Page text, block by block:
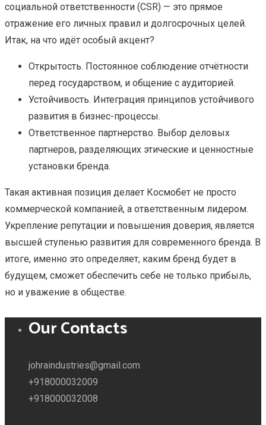
социальной ответственности (CSR) — это прямое
отражение его личных правил и долгосрочных целей.
Итак, на что идёт особый акцент?
Открытость. Постоянное соблюдение отчётности
перед государством, и общение с аудиторией.
Устойчивость. Интеграция принципов устойчивого
развития в бизнес-процессы.
Ответственное партнерство. Выбор деловых
партнеров, разделяющих этические и ценностные
установки бренда.
Такая активная позиция делает Космобет не просто
коммерческой компанией, а ответственным лидером.
Укрепление репутации и повышения доверия, является
высшей ступенью развития для современного бренда. В
итоге, именно это определяет, каким бренд будет в
будущем, сможет обеспечить себе не только прибыль,
но и уважение в обществе.
Our Contacts
johraindustries@gmail.com
+918000032009
+918000032008